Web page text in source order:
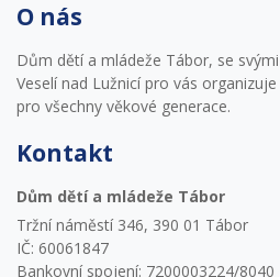
O nás
Dům dětí a mládeže Tábor, se
Veselí nad Lužnicí pro vás
pro všechny věkové generace.
Kontakt
Dům dětí a mládeže Tábor
Tržní náměstí 346, 390 01 Tábor
IČ: 60061847
Bankovní spojení: 7200003224/8040